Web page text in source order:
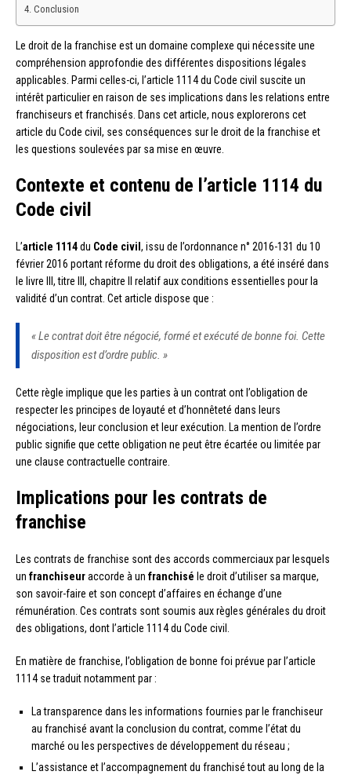
Conclusion
Le droit de la franchise est un domaine complexe qui nécessite une
compréhension approfondie des différentes dispositions légales
applicables. Parmi celles-ci, l’article 1114 du Code civil suscite un
intérêt particulier en raison de ses implications dans les relations entre
franchiseurs et franchisés. Dans cet article, nous explorerons cet
article du Code civil, ses conséquences sur le droit de la franchise et
les questions soulevées par sa mise en œuvre.
Contexte et contenu de l’article 1114 du
Code civil
L’article 1114du Code civil , issu de l’ordonnance n° 2016-131 du 10
février 2016 portant réforme du droit des obligations, a été inséré dans
le livre III, titre III, chapitre II relatif aux conditions essentielles pour la
validité d’un contrat. Cet article dispose que :
« Le contrat doit être négocié, formé et exécuté de bonne foi. Cette
disposition est d’ordre public. »
Cette règle implique que les parties à un contrat ont l’obligation de
respecter les principes de loyauté et d’honnêteté dans leurs
négociations, leur conclusion et leur exécution. La mention de l’ordre
public signifie que cette obligation ne peut être écartée ou limitée par
une clause contractuelle contraire.
Implications pour les contrats de
franchise
Les contrats de franchise sont des accords commerciaux par lesquels
un franchiseuraccorde à un franchisé le droit d’utiliser sa marque,
son savoir-faire et son concept d’affaires en échange d’une
rémunération. Ces contrats sont soumis aux règles générales du droit
des obligations, dont l’article 1114 du Code civil.
En matière de franchise, l’obligation de bonne foi prévue par l’article
1114 se traduit notamment par :
La transparence dans les informations fournies par le franchiseur
au franchisé avant la conclusion du contrat, comme l’état du
marché ou les perspectives de développement du réseau ;
L’assistance et l’accompagnement du franchisé tout au long de la